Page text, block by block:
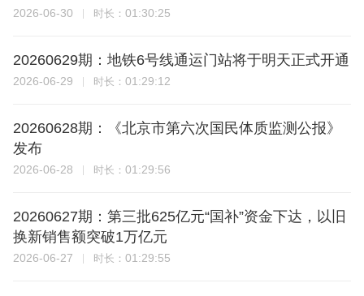
2026-06-30 时长： 01:30:25
20260629期：地铁6号线通运门站将于明天正式开通
2026-06-29 时长： 01:29:12
20260628期：《北京市第六次国民体质监测公报》
发布
2026-06-28 时长： 01:29:56
20260627期：第三批625亿元“国补”资金下达，以旧
换新销售额突破1万亿元
2026-06-27 时长： 01:29:55